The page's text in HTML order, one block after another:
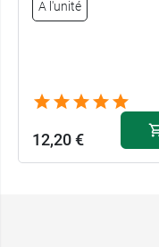
A l'unité
12,20 €